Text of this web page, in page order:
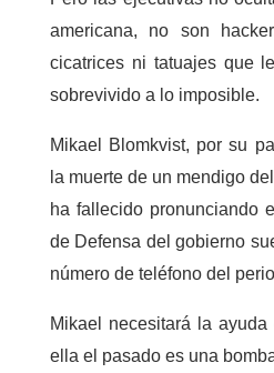
americana, no son
cicatrices ni tatuajes que
sobrevivido a lo imposible.
Mikael Blomkvist, por su
la muerte de un mendigo
ha fallecido pronunciando
de Defensa del gobierno
número de teléfono del
Mikael necesitará la
ella el pasado es una